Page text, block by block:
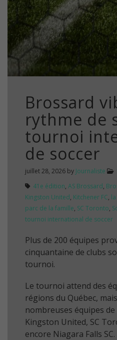
Brossard
rythme de
tournoi
de soccer
juillet 28, 2026 by Journaliste
41e édition, AS Brossard,
Kingston United, Kitchener FC,
parc de la famille, SC Toronto,
tournoi international de soccer
Plus de 200 équipes
cinquantaine de clubs
tournoi.
Le tournoi attend des
régions du Québec,
nombreuses équipes de
Kingston United, SC
encore Niagara Falls SC.